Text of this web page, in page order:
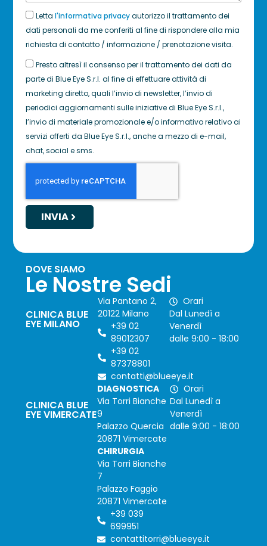
Letta l'informativa privacyautorizzo il trattamento dei
dati personali da me conferiti al fine di rispondere alla mia
richiesta di contatto / informazione / prenotazione visita.
Presto altresì il consenso per il trattamento dei dati da
parte di Blue Eye S.r.l. al fine di effettuare attività di
marketing diretto, quali l’invio di newsletter, l’invio di
periodici aggiornamenti sulle iniziative di Blue Eye S.r.l.,
l’invio di materiale promozionale e/o informativo relativo ai
servizi offerti da Blue Eye S.r.l., anche a mezzo di e-mail,
chat, social e sms.
INVIA
DOVE SIAMO
Le Nostre Sedi
CLINICA BLUE
EYE MILANO
Via Pantano 2,
20122 Milano
+39 02
89012307
+39 02
87378801
contatti@blueeye.it
Orari
Dal Lunedì a
Venerdì
dalle 9:00 - 18:00
CLINICA BLUE
EYE VIMERCATE
DIAGNOSTICA
Via Torri Bianche
9
Palazzo Quercia
20871 Vimercate
CHIRURGIA
Via Torri Bianche
7
Palazzo Faggio
20871 Vimercate
+39 039
699951
contattitorri@blueeye.it
Orari
Dal Lunedì a
Venerdì
dalle 9:00 - 18:00